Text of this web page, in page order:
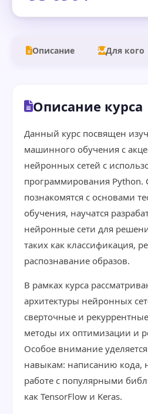
Описание Для кого
Описание курса
Данный курс посвящен
машинного обучения с
нейронных сетей с
программирования Python.
познакомятся с основами
обучения, научатся
нейронные сети для
таких как классификация,
распознавание образов.
В рамках курса
архитектуры нейронных
сверточные и
методы их оптимизации и
Особое внимание
навыкам: написанию кода,
работе с популярными
как TensorFlow и Keras.